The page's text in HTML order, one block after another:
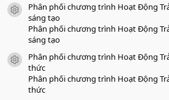
a
icon tài liệu
Phân phối chương trình Hoạt Động
sáng tạo
Phân phối chương trình Hoạt Động
sáng tạo
icon tài liệu
Phân phối chương trình Hoạt Động
thức
Phân phối chương trình Hoạt Động
thức